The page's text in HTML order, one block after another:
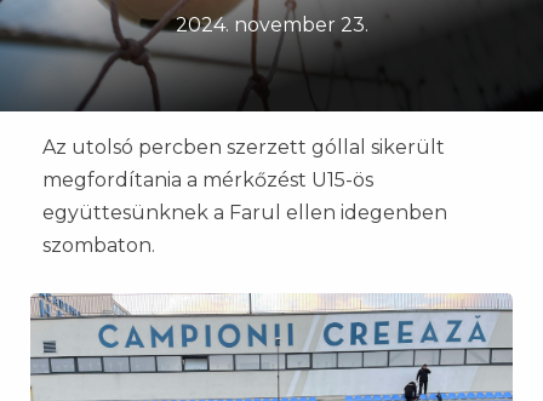
2024. november 23.
Az utolsó percben szerzett góllal sikerült
megfordítania a mérkőzést U15-ös
együttesünknek a Farul ellen idegenben
szombaton.